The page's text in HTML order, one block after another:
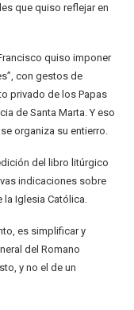
que quiso reflejar en
quiso imponer
con gestos de
privado de los Papas
de Santa Marta. Y eso
organiza su entierro.
del libro litúrgico
indicaciones sobre
Iglesia Católica.
es simplificar y
del Romano
y no el de un